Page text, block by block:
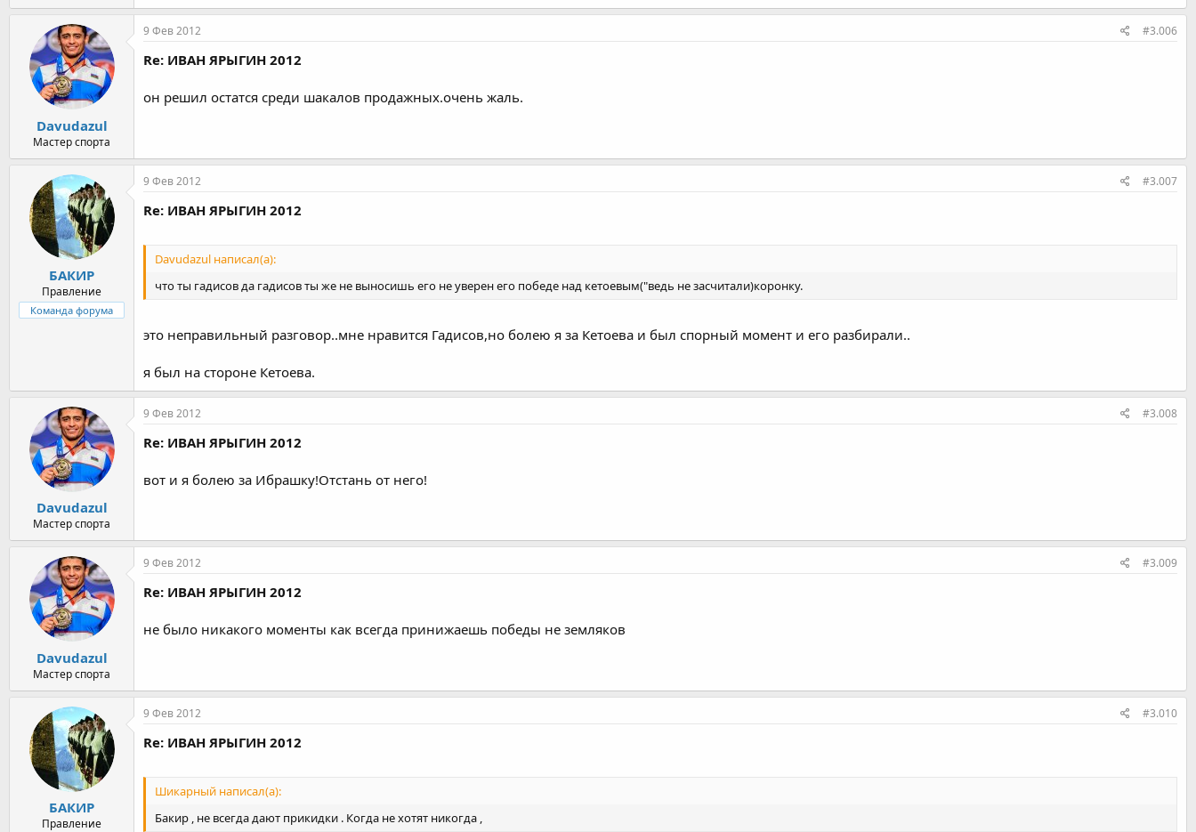
Davudazul
Мастер спорта
9 Фев 2012 #3.006
Re: ИВАН ЯРЫГИН 2012
он решил остатся среди шакалов продажных.очень жаль.
БАКИР
Правление
Команда форума
9 Фев 2012 #3.007
Re: ИВАН ЯРЫГИН 2012
Davudazul написал(а):
что ты гадисов да гадисов ты же не выносишь его не уверен его победе над кетоевым("ведь не засчитали)коронку.
это неправильный разговор..мне нравится Гадисов,но болею я за Кетоева и был спорный момент и его разбирали..
я был на стороне Кетоева.
Davudazul
Мастер спорта
9 Фев 2012 #3.008
Re: ИВАН ЯРЫГИН 2012
вот и я болею за Ибрашку!Отстань от него!
Davudazul
Мастер спорта
9 Фев 2012 #3.009
Re: ИВАН ЯРЫГИН 2012
не было никакого моменты как всегда принижаешь победы не земляков
БАКИР
Правление
9 Фев 2012 #3.010
Re: ИВАН ЯРЫГИН 2012
Шикарный написал(а):
Бакир , не всегда дают прикидки . Когда не хотят никогда ,